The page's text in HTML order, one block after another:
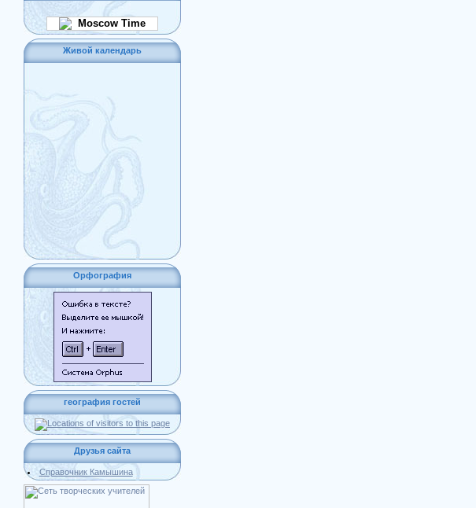
Moscow Time
Живой календарь
Орфография
география гостей
Друзья сайта
Справочник Камышина